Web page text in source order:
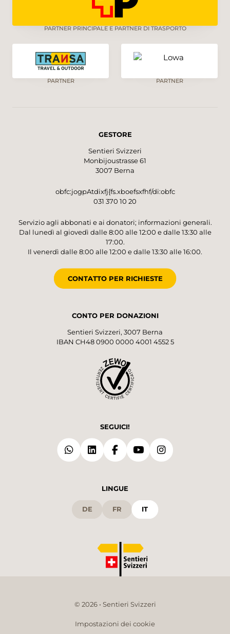
PARTNER PRINCIPALE E PARTNER DI TRASPORTO
PARTNER PARTNER
GESTORE
Sentieri Svizzeri
Monbijoustrasse 61
3007 Berna
obfc:jogpAtdixfj{fs.xboefsxfhf/di:obfc
031 370 10 20
Servizio agli abbonati e ai donatori; informazioni generali.
Dal lunedì al giovedì dalle 8:00 alle 12:00 e dalle 13:30 alle
17:00.
Il venerdì dalle 8:00 alle 12:00 e dalle 13:30 alle 16:00.
CONTATTO PER RICHIESTE
CONTO PER DONAZIONI
Sentieri Svizzeri, 3007 Berna
IBAN CH48 0900 0000 4001 4552 5
SEGUICI!
LINGUE
DE FR IT
© 2026 • Sentieri Svizzeri
Impostazioni dei cookie